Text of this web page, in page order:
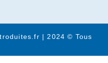
| 2024 © Tous